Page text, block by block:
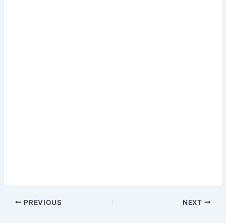
Post
PREVIOUS NEXT